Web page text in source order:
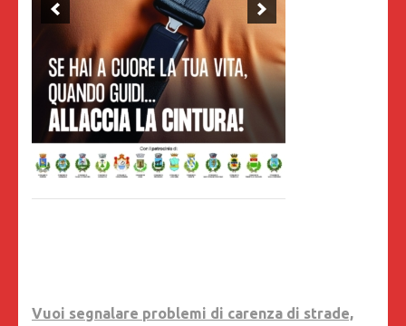
Vuoi segnalare problemi di carenza di strade,